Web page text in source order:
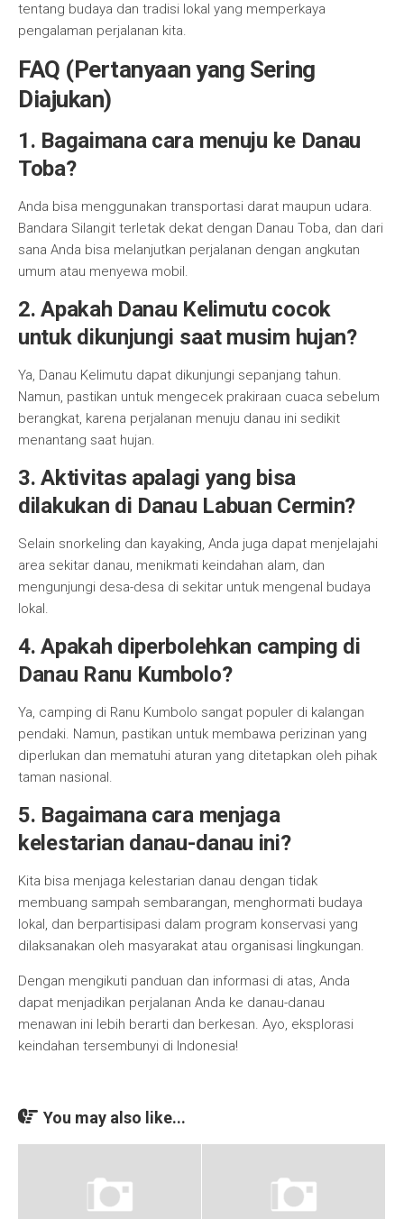
tentang budaya dan tradisi lokal yang memperkaya
pengalaman perjalanan kita.
FAQ (Pertanyaan yang Sering
Diajukan)
1. Bagaimana cara menuju ke Danau
Toba?
Anda bisa menggunakan transportasi darat maupun udara.
Bandara Silangit terletak dekat dengan Danau Toba, dan dari
sana Anda bisa melanjutkan perjalanan dengan angkutan
umum atau menyewa mobil.
2. Apakah Danau Kelimutu cocok
untuk dikunjungi saat musim hujan?
Ya, Danau Kelimutu dapat dikunjungi sepanjang tahun.
Namun, pastikan untuk mengecek prakiraan cuaca sebelum
berangkat, karena perjalanan menuju danau ini sedikit
menantang saat hujan.
3. Aktivitas apalagi yang bisa
dilakukan di Danau Labuan Cermin?
Selain snorkeling dan kayaking, Anda juga dapat menjelajahi
area sekitar danau, menikmati keindahan alam, dan
mengunjungi desa-desa di sekitar untuk mengenal budaya
lokal.
4. Apakah diperbolehkan camping di
Danau Ranu Kumbolo?
Ya, camping di Ranu Kumbolo sangat populer di kalangan
pendaki. Namun, pastikan untuk membawa perizinan yang
diperlukan dan mematuhi aturan yang ditetapkan oleh pihak
taman nasional.
5. Bagaimana cara menjaga
kelestarian danau-danau ini?
Kita bisa menjaga kelestarian danau dengan tidak
membuang sampah sembarangan, menghormati budaya
lokal, dan berpartisipasi dalam program konservasi yang
dilaksanakan oleh masyarakat atau organisasi lingkungan.
Dengan mengikuti panduan dan informasi di atas, Anda
dapat menjadikan perjalanan Anda ke danau-danau
menawan ini lebih berarti dan berkesan. Ayo, eksplorasi
keindahan tersembunyi di Indonesia!
You may also like...